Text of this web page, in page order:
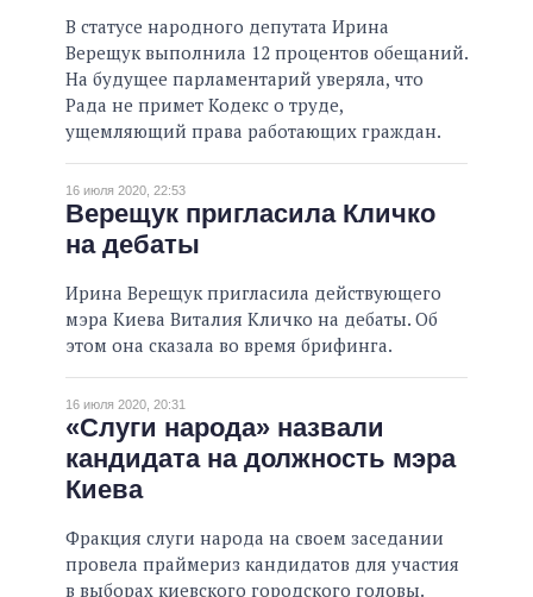
В статусе народного депутата Ирина
Верещук выполнила 12 процентов обещаний.
На будущее парламентарий уверяла, что
Рада не примет Кодекс о труде,
ущемляющий права работающих граждан.
16 июля 2020, 22:53
Верещук пригласила Кличко
на дебаты
Ирина Верещук пригласила действующего
мэра Киева Виталия Кличко на дебаты. Об
этом она сказала во время брифинга.
16 июля 2020, 20:31
«Слуги народа» назвали
кандидата на должность мэра
Киева
Фракция слуги народа на своем заседании
провела праймериз кандидатов для участия
в выборах киевского городского головы.